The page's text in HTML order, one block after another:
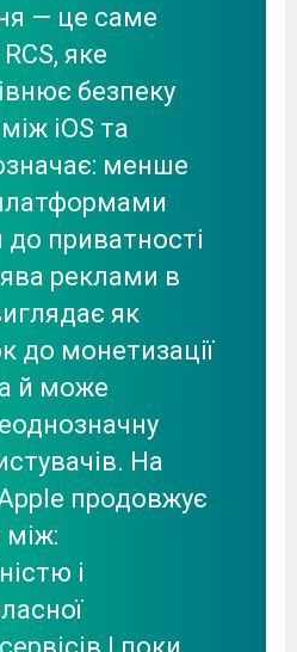
— це саме
яке
безпеку
iOS та
менше
до приватності
реклами в
як
до монетизації
й може
На
продовжує
між:
і